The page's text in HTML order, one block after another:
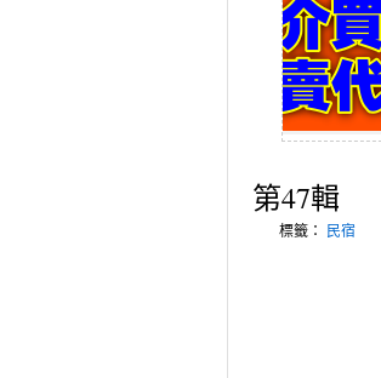
第47輯
標籤： 民宿